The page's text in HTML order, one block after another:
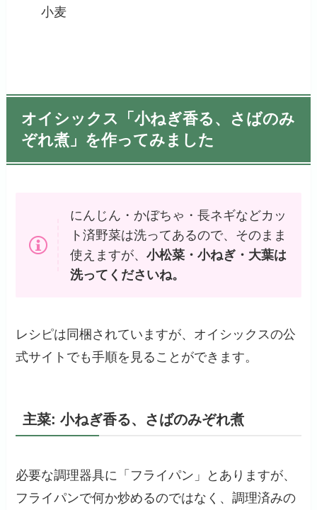
小麦
オイシックス「小ねぎ香る、さばのみ
ぞれ煮」を作ってみました
にんじん・かぼちゃ・長ネギなどカッ
ト済野菜は洗ってあるので、そのまま
使えますが、 小松菜・小ねぎ・大葉は
洗ってくださいね。
レシピは同梱されていますが、オイシックスの公
式サイトでも手順を見ることができます。
主菜: 小ねぎ香る、さばのみぞれ煮
必要な調理器具に「フライパン」とありますが、
フライパンで何か炒めるのではなく、調理済みの